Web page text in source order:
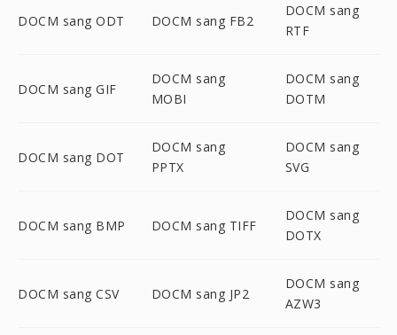
DOCM sang ODT DOCM sang FB2
DOCM sang
RTF
DOCM sang GIF
DOCM sang
MOBI
DOCM sang
DOTM
DOCM sang DOT
DOCM sang
PPTX
DOCM sang
SVG
DOCM sang BMP DOCM sang TIFF
DOCM sang
DOTX
DOCM sang CSV DOCM sang JP2
DOCM sang
AZW3